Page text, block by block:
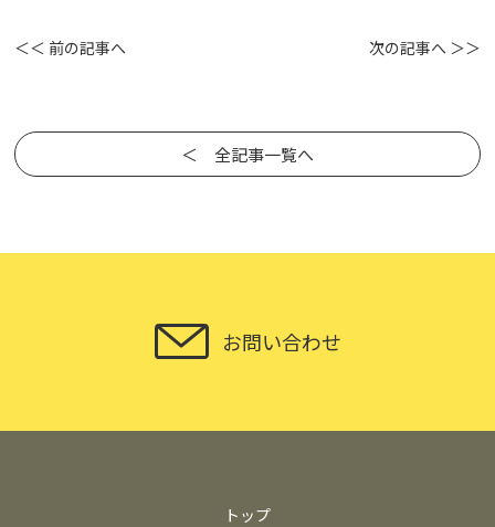
＜＜ 前の記事へ 次の記事へ ＞＞
＜ 全記事一覧へ
お問い合わせ
トップ